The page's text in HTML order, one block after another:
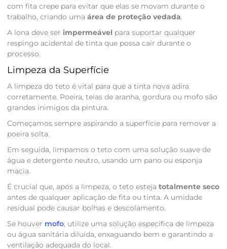
com fita crepe para evitar que elas se movam durante o
trabalho, criando uma área de proteção vedada.
A lona deve ser impermeável para suportar qualquer
respingo acidental de tinta que possa cair durante o
processo.
Limpeza da Superfície
A limpeza do teto é vital para que a tinta nova adira
corretamente. Poeira, teias de aranha, gordura ou mofo são
grandes inimigos da pintura.
Começamos sempre aspirando a superfície para remover a
poeira solta.
Em seguida, limpamos o teto com uma solução suave de
água e detergente neutro, usando um pano ou esponja
macia.
É crucial que, após a limpeza, o teto esteja totalmente seco
antes de qualquer aplicação de fita ou tinta. A umidade
residual pode causar bolhas e descolamento.
Se houver mofo, utilize uma solução específica de limpeza
ou água sanitária diluída, enxaguando bem e garantindo a
ventilação adequada do local.